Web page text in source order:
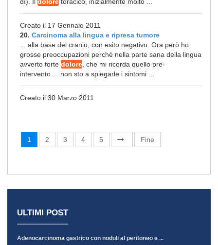
Creato il 17 Gennaio 2011
20. Carcinoma alla lingua e ripresa tumore
... alla base del cranio, con esito negativo. Ora però ho
grosse preoccupazioni perchè nella parte sana della lingua
avverto forte dolore , che mi ricorda quello pre-
intervento.....non sto a spiegarle i sintomi ...
Creato il 30 Marzo 2011
1 2 3 4 5 Fine
ULTIMI POST
Adenocarcinoma gastrico con noduli al peritoneo e ...